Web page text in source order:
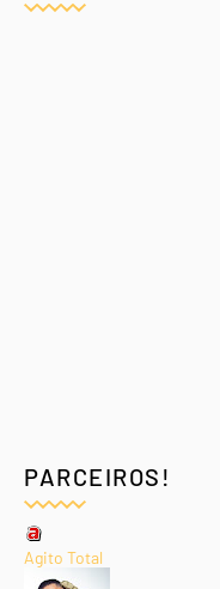
PARCEIROS!
Agito Total